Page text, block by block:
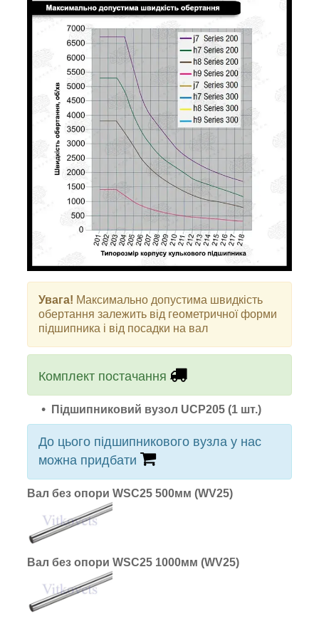
Увага! Максимально допустима швидкість
обертання залежить від геометричної форми
підшипника і від посадки на вал
Комплект постачання
Підшипниковий вузол UCP205 (1 шт.)
До цього підшипникового вузла у нас
можна придбати
Вал без опори WSC25 500мм (WV25)
Вал без опори WSC25 1000мм (WV25)